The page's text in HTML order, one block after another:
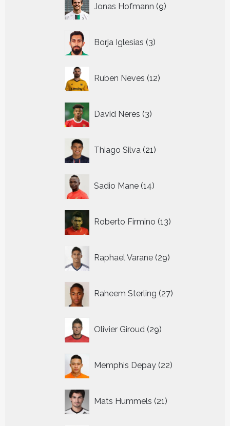
Jonas Hofmann 9
producten
Borja Iglesias 3
producten
Ruben Neves 12
producten
David Neres 3
producten
Thiago Silva 21
producten
Sadio Mane 14
producten
Roberto Firmino 13
producten
Raphael Varane 29
producten
Raheem Sterling 27
producten
Olivier Giroud 29
producten
Memphis Depay 22
producten
Mats Hummels 21
producten